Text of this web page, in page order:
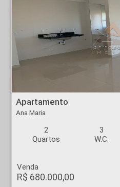
Apartamento
Ana Maria
2
Quartos
3
W.C.
Venda
R$ 680.000,00